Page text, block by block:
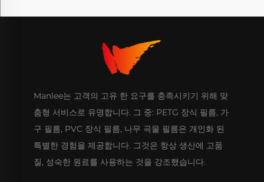
Manlee는 고객의 고유 한 요구를 충족시키기 위해 맞
춤형 서비스로 유명합니다. 그 중: PETG 장식 필름, 가
구 필름, PVC 장식 필름, 나무 곡물 필름은 개인화 된
특별한 경험을 제공합니다. 그것은 항상 생산에 고품
질, 성숙한 원료를 사용하는 것을 강조했습니다.